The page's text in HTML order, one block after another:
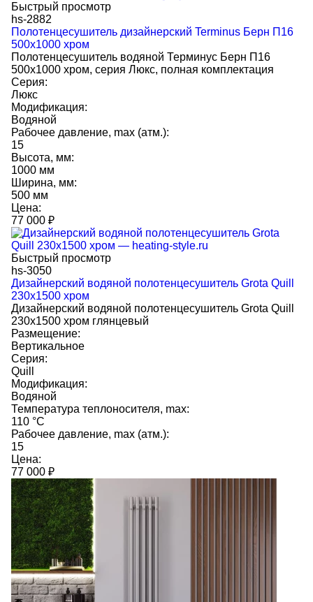
Быстрый просмотр
hs-2882
Полотенцесушитель дизайнерский Terminus Берн П16
500х1000 хром
Полотенцесушитель водяной Терминус Берн П16
500х1000 хром, серия Люкс, полная комплектация
Серия:
Люкс
Модификация:
Водяной
Рабочее давление, max (атм.):
15
Высота, мм:
1000 мм
Ширина, мм:
500 мм
Цена:
77 000 ₽
Быстрый просмотр
hs-3050
Дизайнерский водяной полотенцесушитель Grota Quill
230x1500 хром
Дизайнерский водяной полотенцесушитель Grota Quill
230x1500 хром глянцевый
Размещение:
Вертикальное
Серия:
Quill
Модификация:
Водяной
Температура теплоносителя, max:
110 °C
Рабочее давление, max (атм.):
15
Цена:
77 000 ₽